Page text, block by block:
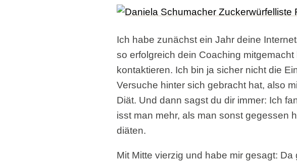
Ich habe zunächst ein Jahr deine
so erfolgreich dein Coaching
kontaktieren. Ich bin ja sicher nicht die
Versuche hinter sich gebracht hat, also
Diät. Und dann sagst du dir immer: Ich
isst man mehr, als man sonst gegessen
diäten.
Mit Mitte vierzig und habe mir gesagt: